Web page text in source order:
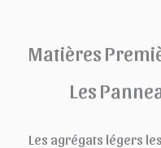
Matières
Les
Les agrégats légers